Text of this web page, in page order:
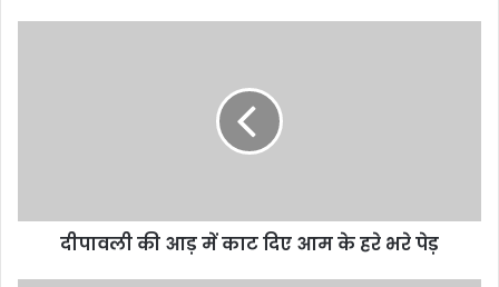
d
दीपावली की आड़ में काट दिए आम के हरे भरे पेड़